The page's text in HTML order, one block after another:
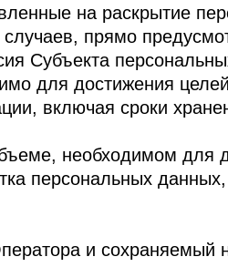
на раскрытие
прямо
Субъекта
для достижения
включая сроки
необходимом для
персональных
и сохраняемый